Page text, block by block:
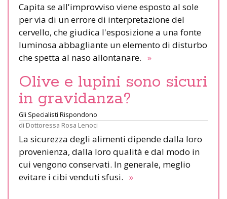
Capita se all'improvviso viene esposto al sole
per via di un errore di interpretazione del
cervello, che giudica l'esposizione a una fonte
luminosa abbagliante un elemento di disturbo
che spetta al naso allontanare. »
Olive e lupini sono sicuri
in gravidanza?
Gli Specialisti Rispondono
di Dottoressa Rosa Lenoci
La sicurezza degli alimenti dipende dalla loro
provenienza, dalla loro qualità e dal modo in
cui vengono conservati. In generale, meglio
evitare i cibi venduti sfusi. »